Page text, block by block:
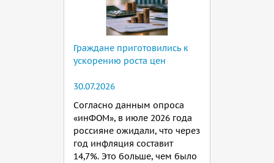
Граждане приготовились к
ускорению роста цен
30.07.2026
Согласно данным опроса
«инФОМ», в июле 2026 года
россияне ожидали, что через
год инфляция составит
14,7%. Это больше, чем было